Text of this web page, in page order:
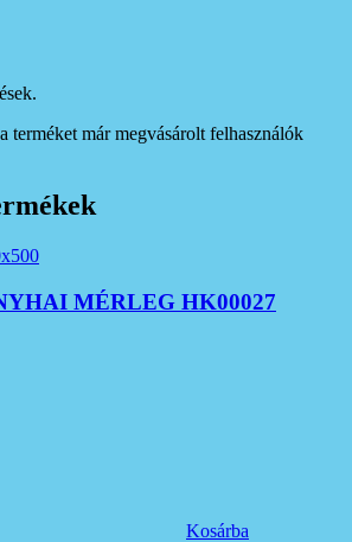
terméket már megvásárolt felhasználók
MÉRLEG HK00027
Kosárba